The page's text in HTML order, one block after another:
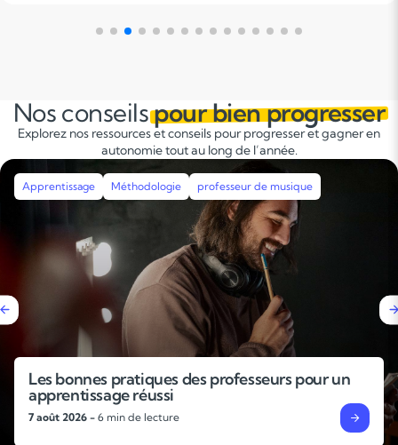
Nos conseilspour bien progresser
Explorez nos ressources et conseils pour progresser et gagner en
autonomie tout au long de l’année.
Apprentissage Méthodologie Révisions Stages intensifs
Pourquoi faire un stage de révisions avant la
rentrée ?
4 août 2026 - 6 min de lecture